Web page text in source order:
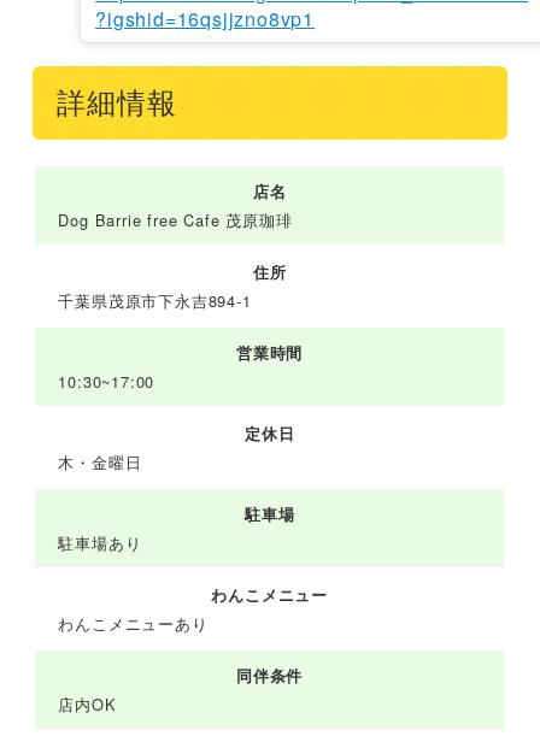
?igshid=16qsjjzno8vp1
詳細情報
店名
Dog Barrie free Cafe 茂原珈琲
住所
千葉県茂原市下永吉894-1
営業時間
10:30~17:00
定休日
木・金曜日
駐車場
駐車場あり
わんこメニュー
わんこメニューあり
同伴条件
店内OK